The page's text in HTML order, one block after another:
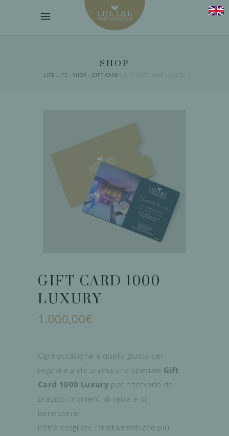
SHOP
LIFE LIFE SHOP GIFT CARD GIFT CARD 1000 LUXURY
GIFT CARD 1000
LUXURY
1.000,00€
Ogni occasione è quella giusta per
regalare a chi si ama una speciale Gift
Card 1000 Luxury per riservarle dei
preziosi momenti di relax e di
benessere.
Potrà scegliere i trattamenti che più